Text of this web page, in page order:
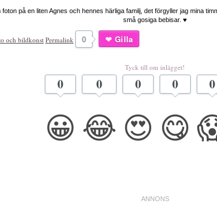
på en liten Agnes och hennes härliga familj, det förgyller jag mina
små gosiga bebisar. ♥
och bildkonst Permalink 0 Gilla
Tyck till om inlägget!
0
😀
0
😂
0
😍
0
😋
0